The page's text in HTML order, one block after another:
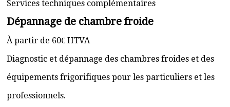
Services techniques complémentaires
Dépannage de chambre froide
À partir de 60€ HTVA
Diagnostic et dépannage des chambres froides et des
équipements frigorifiques pour les particuliers et les
professionnels.